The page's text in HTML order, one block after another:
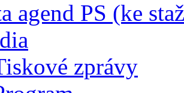
agend PS (ke
zprávy